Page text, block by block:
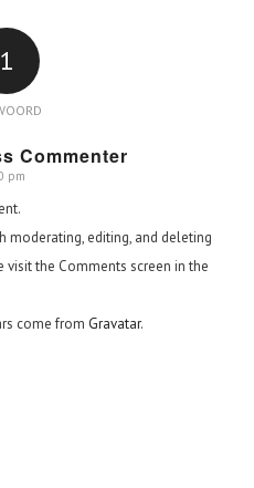
1
Commenter
pm
moderating, editing, and deleting
visit the Comments screen in the
come from Gravatar.